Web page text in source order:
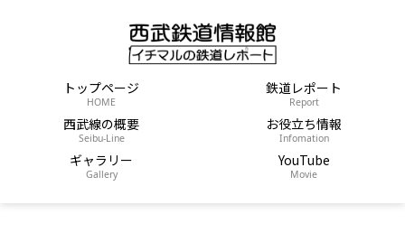
トップページ
HOME
鉄道レポート
Report
西武線の概要
Seibu-Line
お役立ち情報
Infomation
ギャラリー
Gallery
YouTube
Movie